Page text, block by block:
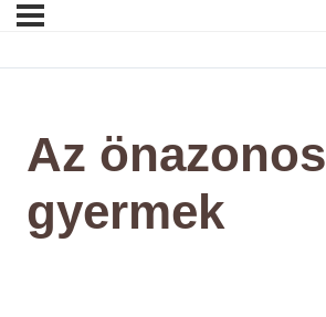
Az önazonos
gyermek